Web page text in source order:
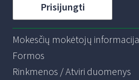
Prisijungti
Mokesčių mokėtojų informacija
Formos
Rinkmenos / Atviri duomenys